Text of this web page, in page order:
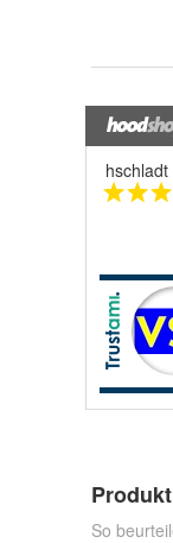
hschladt
So